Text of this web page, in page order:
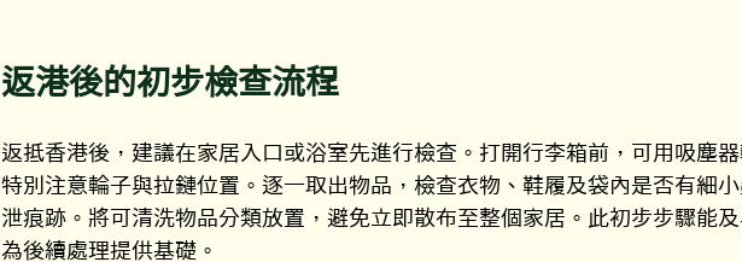
返港後的初步檢查流程
返抵香港後，建議在家居入口或浴室先進行檢查。打開行李箱前，可用吸塵
特別注意輪子與拉鏈位置。逐一取出物品，檢查衣物、鞋履及袋內是否有細
泄痕跡。將可清洗物品分類放置，避免立即散布至整個家居。此初步步驟能
為後續處理提供基礎。